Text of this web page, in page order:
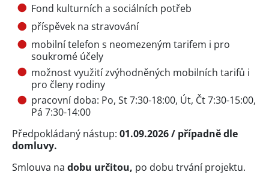
Fond kulturních a sociálních potřeb
příspěvek na stravování
mobilní telefon s neomezeným tarifem i pro
soukromé účely
možnost využití zvýhodněných mobilních tarifů i
pro členy rodiny
pracovní doba: Po, St 7:30-18:00, Út, Čt 7:30-15:00,
Pá 7:30-14:00
Předpokládaný nástup: 01.09.2026 / případně dle
domluvy.
Smlouva na dobu určitou, po dobu trvání projektu.